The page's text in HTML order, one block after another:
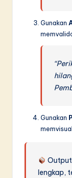
Gunakan
Gunakan
lengkap,